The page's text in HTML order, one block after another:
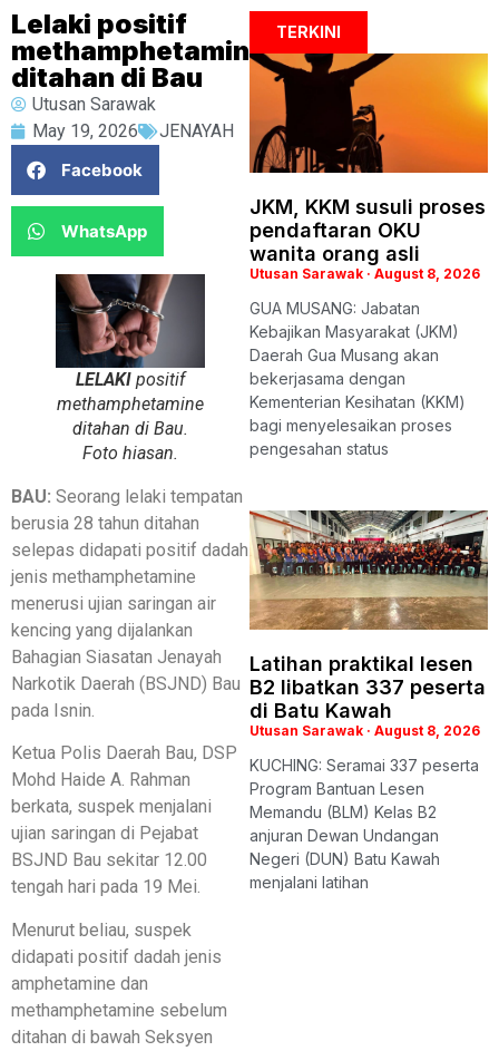
Lelaki positif
methamphetamine
ditahan di Bau
Utusan Sarawak
May 19, 2026
JENAYAH
Facebook
WhatsApp
LELAKI positif
methamphetamine
ditahan di Bau.
Foto hiasan.
BAU: Seorang lelaki tempatan
berusia 28 tahun ditahan
selepas didapati positif dadah
jenis methamphetamine
menerusi ujian saringan air
kencing yang dijalankan
Bahagian Siasatan Jenayah
Narkotik Daerah (BSJND) Bau
pada Isnin.
Ketua Polis Daerah Bau, DSP
Mohd Haide A. Rahman
berkata, suspek menjalani
ujian saringan di Pejabat
BSJND Bau sekitar 12.00
tengah hari pada 19 Mei.
Menurut beliau, suspek
didapati positif dadah jenis
amphetamine dan
methamphetamine sebelum
ditahan di bawah Seksyen
TERKINI
JKM, KKM susuli proses
pendaftaran OKU
wanita orang asli
Utusan Sarawak August 8, 2026
GUA MUSANG: Jabatan
Kebajikan Masyarakat (JKM)
Daerah Gua Musang akan
bekerjasama dengan
Kementerian Kesihatan (KKM)
bagi menyelesaikan proses
pengesahan status
Latihan praktikal lesen
B2 libatkan 337 peserta
di Batu Kawah
Utusan Sarawak August 8, 2026
KUCHING: Seramai 337 peserta
Program Bantuan Lesen
Memandu (BLM) Kelas B2
anjuran Dewan Undangan
Negeri (DUN) Batu Kawah
menjalani latihan